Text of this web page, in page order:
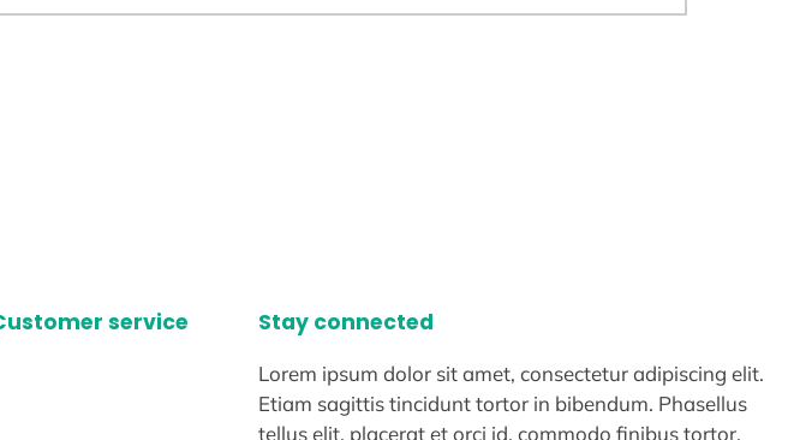
service Stay connected
Lorem ipsum dolor sit amet, consectetur adipiscing elit.
Etiam sagittis tincidunt tortor in bibendum. Phasellus
tellus elit, placerat et orci id, commodo finibus tortor.